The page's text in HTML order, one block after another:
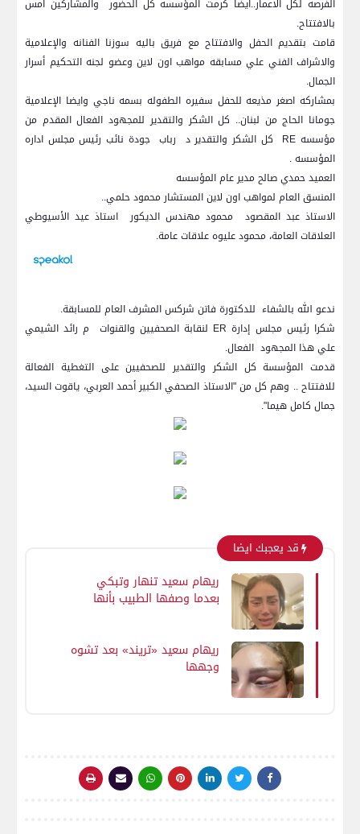
الفرصه لكل الاعمار..ايضا كرمت المؤسسه كل الحضور والمشاركين امس
بالافتتاح.
قامت بتقديم الحفل والافتتاح مع فريق باليه سوزنا الفنانه والإعلامية
والاشراف الفني علي مسابقه مواهب اون لاين وعضو لجنه التحكيم أسرار
الجمال.
بمشاركه اصغر مذيعه للحفل سفيره الطفوله بسمه ناجي وايضا الإعلامية
جومانا الحاج من لبنان.. كل الشكر والتقدير للمجهود الفعال المقدم من
مؤسسه RE كل الشكر والتقدير د رباب جودة نائب رئيس مجلس اداره
المؤسسه .
العميد حمدي صالح مدير عام المؤسسه
المنسق العام لمواهب اون لاين المستشار محمود حلمي..
الاستاذ عبد المقصود محمود مهندس الديكور استاذ عيد الأسيوطي
العلاقات العامة، محمود عليوه علاقات عامة.
ندعو الله بالشفاء للدكتورة فاتن شركس المشرف العام للمسابقة.
شكرا رئيس مجلس إدارة ER لنقابة الصحفيين والقنوات م رائد الشيمي
علي هذا المجهود الفعال.
قدمت المؤسسة كل الشكر والتقدير للصحفيين على التغطية الفعالة
للافتتاح .. وهم كل من "الاستاذ الصحفي الكبير أحمد العربي، ياقوت السيد،
جمال كامل هيما".
قد يعجبك ايضا
ريهام سعيد تنهار وتبكي
بعدما وصفها الطبيب بأنها
ريهام سعيد «تريند» بعد تشوه
وجهها